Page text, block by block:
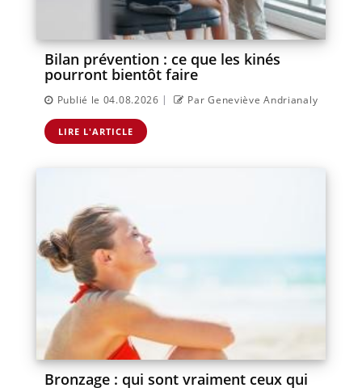
Bilan prévention : ce que les kinés
pourront bientôt faire
Publié le 04.08.2026 | Par Geneviève Andrianaly
LIRE L'ARTICLE
Bronzage : qui sont vraiment ceux qui